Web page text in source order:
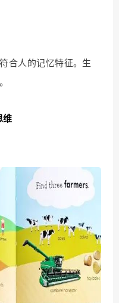
合人的记忆特征。生
维